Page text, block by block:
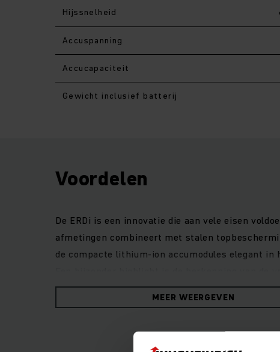
Hijssnelheid
Accuspanning
Accucapaciteit
Gewicht inclusief batterij
Voordelen
De ERDi is een innovatie die aan vele eisen
afmetingen combineert met stalen
de compacte lithium-ion accumodules elegant
rugvriendelijker is. In slecht verlichte
vergemakkelijkt. Als het druk is in het
bereiken ‒ beter kan niet.
MEER WEERGEVEN